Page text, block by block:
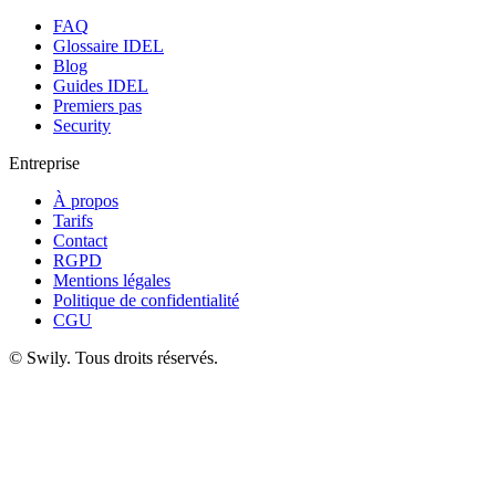
FAQ
Glossaire IDEL
Blog
Guides IDEL
Premiers pas
Security
Entreprise
À propos
Tarifs
Contact
RGPD
Mentions légales
Politique de confidentialité
CGU
© Swily. Tous droits réservés.